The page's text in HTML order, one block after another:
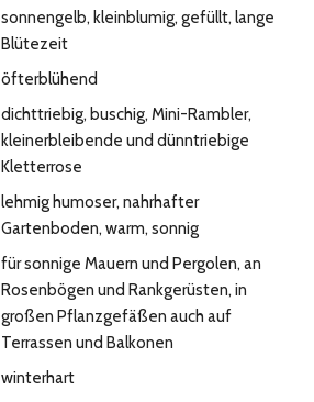
sonnengelb, kleinblumig, gefüllt, lange
Blütezeit
öfterblühend
dichttriebig, buschig, Mini-Rambler,
kleinerbleibende und dünntriebige
Kletterrose
lehmig humoser, nahrhafter
Gartenboden, warm, sonnig
für sonnige Mauern und Pergolen, an
Rosenbögen und Rankgerüsten, in
großen Pflanzgefäßen auch auf
Terrassen und Balkonen
winterhart